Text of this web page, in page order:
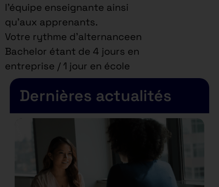
l’équipe enseignante ainsi
qu’aux apprenants.
Votre rythme d’alternanceen
Bachelor étant de 4 jours en
entreprise / 1 jour en école
Dernières actualités